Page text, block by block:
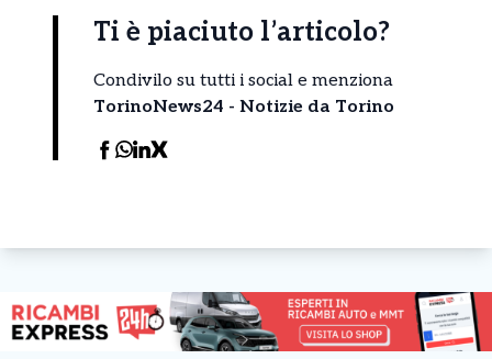
Ti è piaciuto l’articolo?
Condivilo su tutti i social e menziona
TorinoNews24 - Notizie da Torino